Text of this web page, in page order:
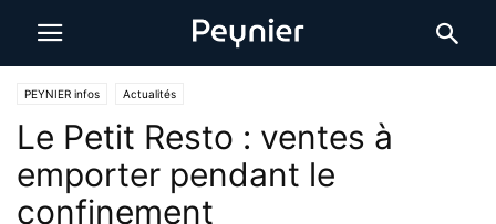
PEYNIER infos Actualités
Le Petit Resto : ventes à
emporter pendant le
confinement